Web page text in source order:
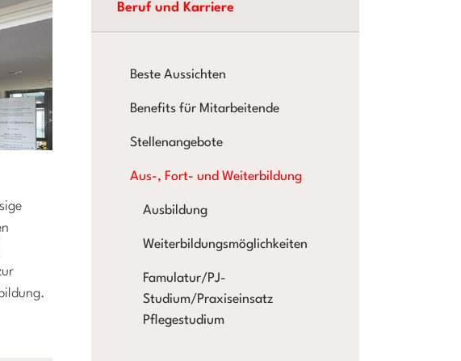
Beruf und Karriere
Beste Aussichten
Benefits für Mitarbeitende
Stellenangebote
Aus-, Fort- und Weiterbildung
Ausbildung
Weiterbildungsmöglichkeiten
Famulatur/PJ-
Studium/Praxiseinsatz
Pflegestudium